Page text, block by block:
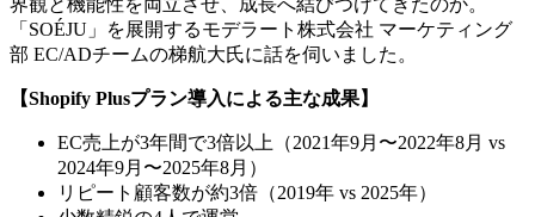
「SOÉJU」を展開するモデラート株式会社 マーケティング
部 EC/ADチームの梯航大氏に話を伺いました。
【Shopify Plusプラン導入による主な成果】
EC売上が3年間で3倍以上（2021年9月〜2022年8月 vs
2024年9月〜2025年8月）
リピート顧客数が約3倍（2019年 vs 2025年）